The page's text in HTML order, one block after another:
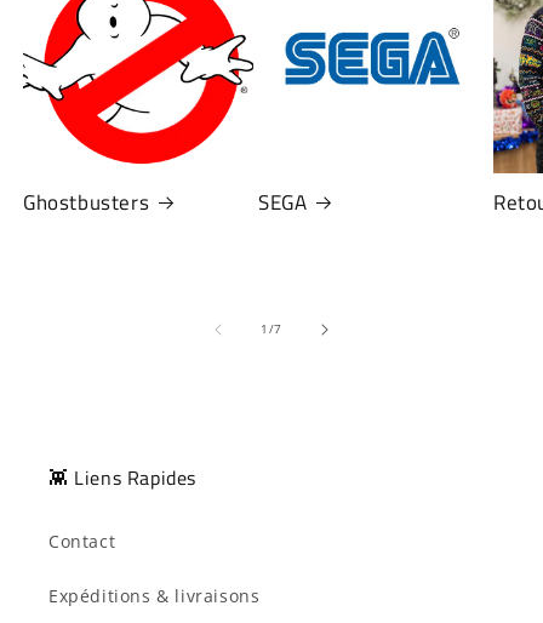
Ghostbusters SEGA
1 /de
7
👾 Liens Rapides
Contact
Expéditions & livraisons